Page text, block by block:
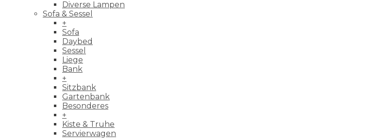
Diverse Lampen
Sofa & Sessel
+
Sofa
Daybed
Sessel
Liege
Bank
+
Sitzbank
Gartenbank
Besonderes
+
Kiste & Truhe
Servierwagen